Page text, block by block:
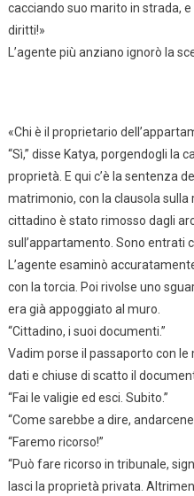
cacciando suo marito in strada,
diritti!»
L’agente più anziano ignorò la
«Chi è il proprietario
“Sì,” disse Katya, porgendogli la
proprietà. E qui c’è la sentenza
matrimonio, con la clausola
cittadino è stato rimosso dagli
sull’appartamento. Sono entrati
L’agente esaminò
con la torcia. Poi rivolse uno
era già appoggiato al muro.
“Cittadino, i suoi documenti.”
Vadim porse il passaporto con le
dati e chiuse di scatto il
“Fai le valigie ed esci. Subito.”
“Come sarebbe a dire,
“Faremo ricorso!”
“Può fare ricorso in tribunale,
lasci la proprietà privata.